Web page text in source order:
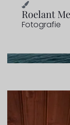
Roelant
Fotografie